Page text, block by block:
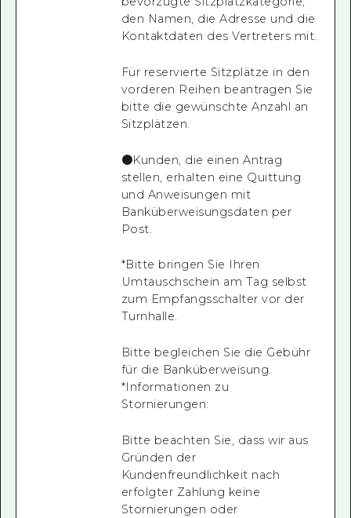
den Namen, die Adresse und die
Kontaktdaten des Vertreters mit.
Für reservierte Sitzplätze in den
vorderen Reihen beantragen Sie
bitte die gewünschte Anzahl an
Sitzplätzen.
●Kunden, die einen Antrag
stellen, erhalten eine Quittung
und Anweisungen mit
Banküberweisungsdaten per
Post.
*Bitte bringen Sie Ihren
Umtauschschein am Tag selbst
zum Empfangsschalter vor der
Turnhalle.
Bitte begleichen Sie die Gebühr
für die Banküberweisung.
*Informationen zu
Stornierungen:
Bitte beachten Sie, dass wir aus
Gründen der
Kundenfreundlichkeit nach
erfolgter Zahlung keine
Stornierungen oder